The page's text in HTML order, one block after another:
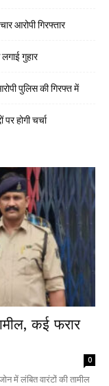
आरोपी गिरफ्तार
लगाई गुहार
पुलिस की गिरफ्त में
होगी चर्चा
कई फरार
0
लंबित वारंटों की तामील